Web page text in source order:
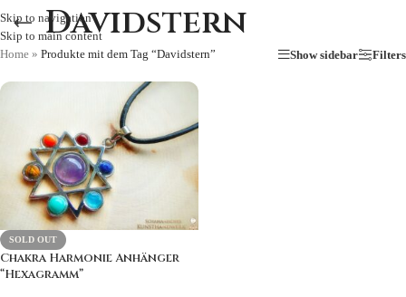
Skip to navigation
Skip to main content
Davidstern
Home » Produkte mit dem Tag “Davidstern” Show sidebar Filters
SOLD OUT
Chakra Harmonie Anhänger
“Hexagramm”